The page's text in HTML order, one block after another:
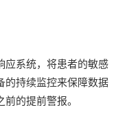
应系统，将患者的敏感
的持续监控来保障数据
的提前警报。